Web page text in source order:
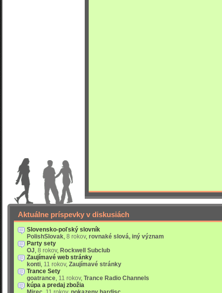
Aktuálne príspevky v diskusiách
Slovensko-poľský slovník
PolishSlovak, 8 rokov, rovnaké slová, iný význam
Party sety
OJ, 8 rokov, Rockwell Subclub
Zaujímavé web stránky
konti, 11 rokov, Zaujímavé stránky
Trance Sety
goatrance, 11 rokov, Trance Radio Channels
kúpa a predaj zbožia